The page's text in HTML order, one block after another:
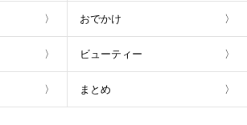
おでかけ
ビューティー
まとめ